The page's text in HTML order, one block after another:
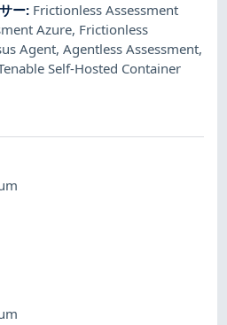
ー: Frictionless Assessment
Azure, Frictionless
Agent,Agentless Assessment,
Self-Hosted Container